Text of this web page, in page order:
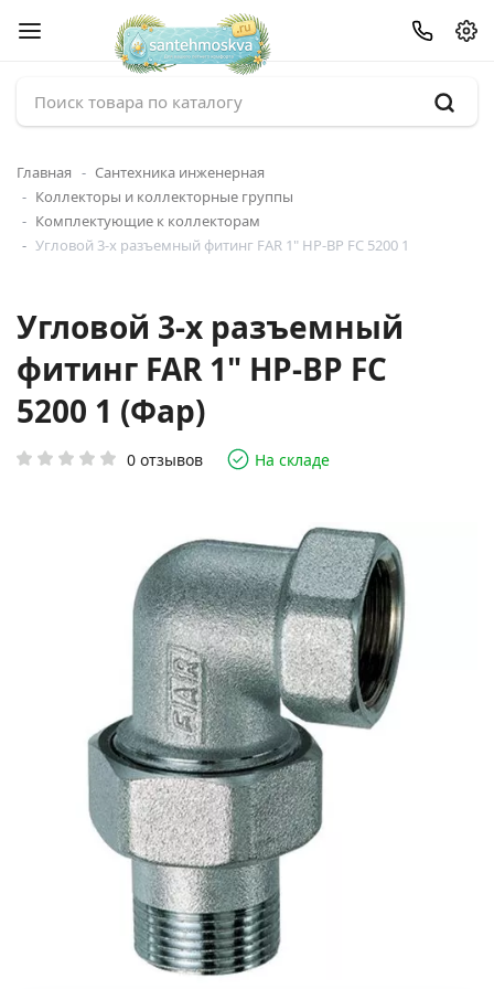
Главная
Сантехника инженерная
Коллекторы и коллекторные группы
Комплектующие к коллекторам
Угловой 3-х разъемный фитинг FAR 1" НР-ВР FC 5200 1
Угловой 3-х разъемный
фитинг FAR 1" НР-ВР FC
5200 1 (Фар)
0 отзывов На складе